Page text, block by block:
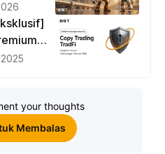
your thoughts
Membalas